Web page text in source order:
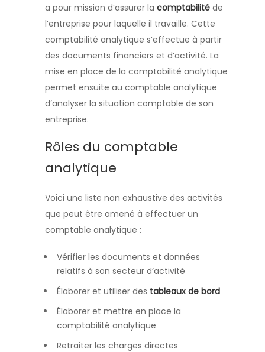
a pour mission d’assurer la comptabilité de
l’entreprise pour laquelle il travaille. Cette
comptabilité analytique s’effectue à partir
des documents financiers et d’activité. La
mise en place de la comptabilité analytique
permet ensuite au comptable analytique
d’analyser la situation comptable de son
entreprise.
Rôles du comptable
analytique
Voici une liste non exhaustive des activités
que peut être amené à effectuer un
comptable analytique :
Vérifier les documents et données
relatifs à son secteur d’activité
Élaborer et utiliser des tableaux de bord
Élaborer et mettre en place la
comptabilité analytique
Retraiter les charges directes